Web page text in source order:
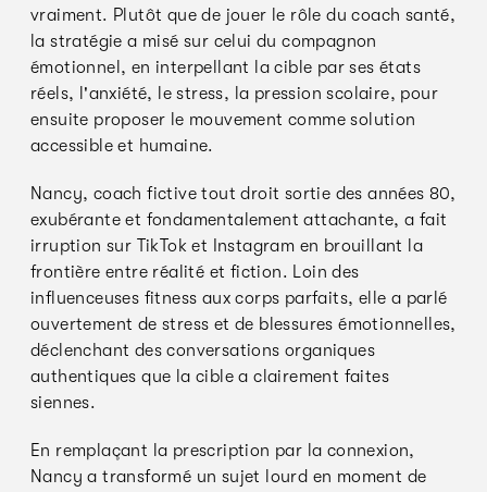
vraiment. Plutôt que de jouer le rôle du coach santé,
la stratégie a misé sur celui du compagnon
émotionnel, en interpellant la cible par ses états
réels, l'anxiété, le stress, la pression scolaire, pour
ensuite proposer le mouvement comme solution
accessible et humaine.
Nancy, coach fictive tout droit sortie des années 80,
exubérante et fondamentalement attachante, a fait
irruption sur TikTok et Instagram en brouillant la
frontière entre réalité et fiction. Loin des
influenceuses fitness aux corps parfaits, elle a parlé
ouvertement de stress et de blessures émotionnelles,
déclenchant des conversations organiques
authentiques que la cible a clairement faites
siennes.
En remplaçant la prescription par la connexion,
Nancy a transformé un sujet lourd en moment de